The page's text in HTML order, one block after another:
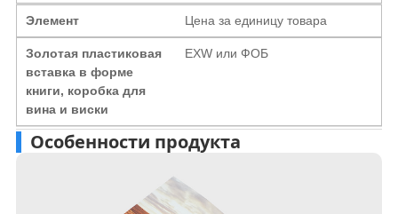
Элемент Цена за единицу товара
Золотая пластиковая
вставка в форме
книги, коробка для
вина и виски
EXW или ФОБ
Особенности продукта